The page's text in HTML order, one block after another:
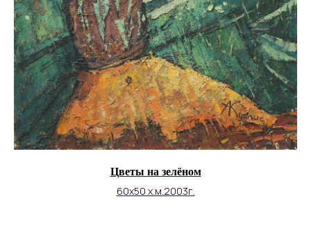
Цветы на зелёном
60х50 х.м.2003г.